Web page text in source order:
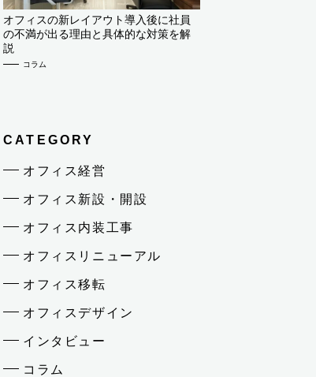
オフィスの新レイアウト導入後に社員
の不満が出る理由と具体的な対策を解
説
コラム
CATEGORY
オフィス経営
オフィス新設・開設
オフィス内装工事
オフィスリニューアル
オフィス移転
オフィスデザイン
インタビュー
コラム